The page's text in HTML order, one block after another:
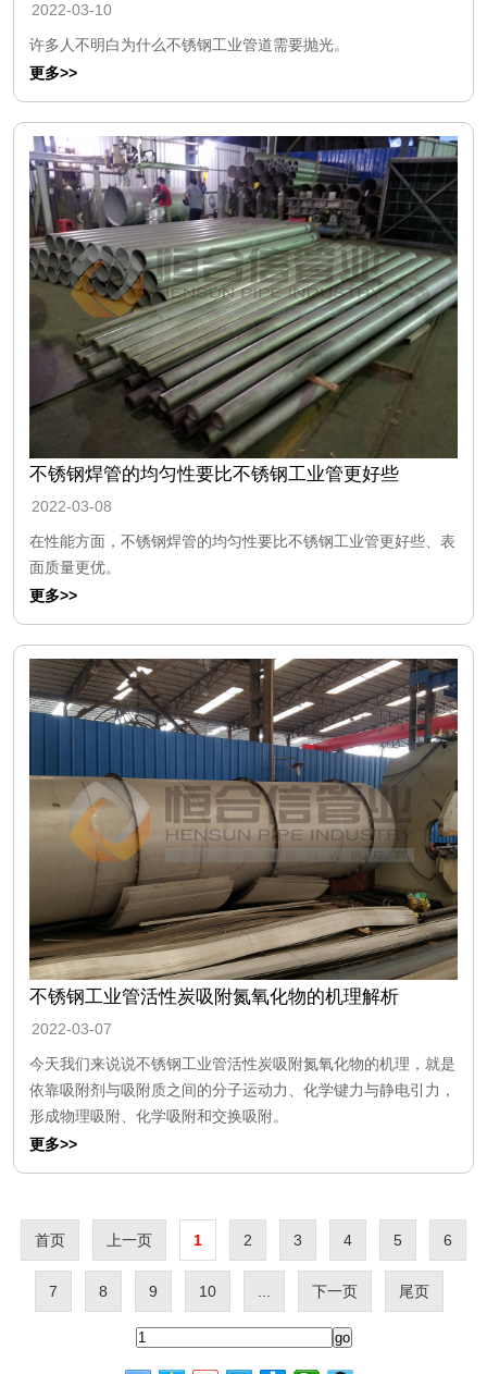
2022-03-10
许多人不明白为什么不锈钢工业管道需要抛光。
更多>>
不锈钢焊管的均匀性要比不锈钢工业管更好些
2022-03-08
在性能方面，不锈钢焊管的均匀性要比不锈钢工业管更好些、表
面质量更优。
更多>>
不锈钢工业管活性炭吸附氮氧化物的机理解析
2022-03-07
今天我们来说说不锈钢工业管活性炭吸附氮氧化物的机理，就是
依靠吸附剂与吸附质之间的分子运动力、化学键力与静电引力，
形成物理吸附、化学吸附和交换吸附。
更多>>
首页 上一页 1 2 3 4 5 6
7 8 9 10 ... 下一页 尾页